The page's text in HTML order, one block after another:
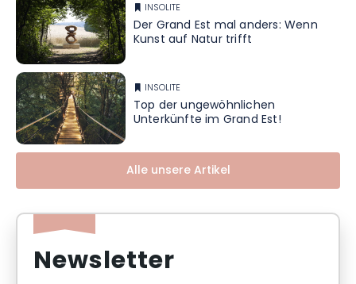
INSOLITE
Der Grand Est mal anders: Wenn
Kunst auf Natur trifft
INSOLITE
Top der ungewöhnlichen
Unterkünfte im Grand Est!
Alle unsere Artikel
Newsletter